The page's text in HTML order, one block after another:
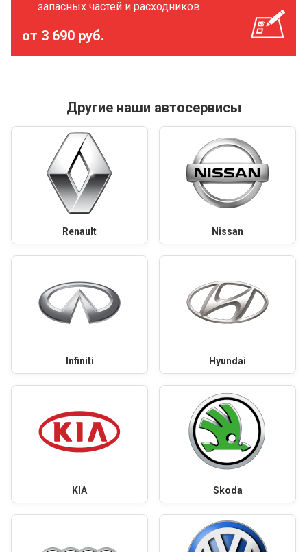
запасных частей и расходников
от 3 690 руб.
Другие наши автосервисы
Renault Nissan
Infiniti Hyundai
KIA Skoda